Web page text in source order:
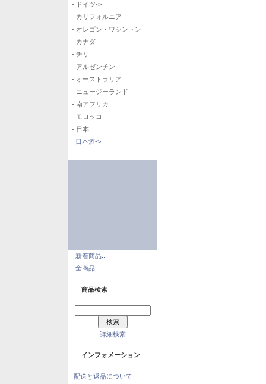
- ドイツ->
- カリフォルニア
- オレゴン・ワシントン
- カナダ
- チリ
- アルゼンチン
- オーストラリア
- ニュージーランド
- 南アフリカ
- モロッコ
- 日本
日本酒->
新着商品...
全商品...
商品検索
詳細検索
インフォメーション
配送と返品について